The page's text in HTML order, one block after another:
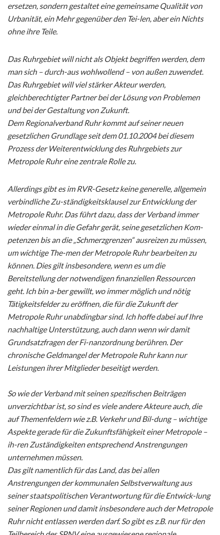
ersetzen, sondern gestaltet eine gemeinsame Qualität von
Urbanität, ein Mehr gegenüber den Tei-len, aber ein Nichts
ohne ihre Teile.
Das Ruhrgebiet will nicht als Objekt begriffen werden, dem
man sich – durch-aus wohlwollend – von außen zuwendet.
Das Ruhrgebiet will viel stärker Akteur werden,
gleichberechtigter Partner bei der Lösung von Problemen
und bei der Gestaltung von Zukunft.
Dem Regionalverband Ruhr kommt auf seiner neuen
gesetzlichen Grundlage seit dem 01.10.2004 bei diesem
Prozess der Weiterentwicklung des Ruhrgebiets zur
Metropole Ruhr eine zentrale Rolle zu.
Allerdings gibt es im RVR-Gesetz keine generelle, allgemein
verbindliche Zu-ständigkeitsklausel zur Entwicklung der
Metropole Ruhr. Das führt dazu, dass der Verband immer
wieder einmal in die Gefahr gerät, seine gesetzlichen Kom-
petenzen bis an die „Schmerzgrenzen“ ausreizen zu müssen,
um wichtige The-men der Metropole Ruhr bearbeiten zu
können. Dies gilt insbesondere, wenn es um die
Bereitstellung der notwendigen finanziellen Ressourcen
geht. Ich bin a-ber gewillt, wo immer möglich und nötig
Tätigkeitsfelder zu eröffnen, die für die Zukunft der
Metropole Ruhr unabdingbar sind. Ich hoffe dabei auf Ihre
nachhaltige Unterstützung, auch dann wenn wir damit
Grundsatzfragen der Fi-nanzordnung berühren. Der
chronische Geldmangel der Metropole Ruhr kann nur
Leistungen ihrer Mitglieder beseitigt werden.
So wie der Verband mit seinen spezifischen Beiträgen
unverzichtbar ist, so sind es viele andere Akteure auch, die
auf Themenfeldern wie z.B. Verkehr und Bil-dung – wichtige
Aspekte gerade für die Zukunftsfähigkeit einer Metropole –
ih-ren Zuständigkeiten entsprechend Anstrengungen
unternehmen müssen.
Das gilt namentlich für das Land, das bei allen
Anstrengungen der kommunalen Selbstverwaltung aus
seiner staatspolitischen Verantwortung für die Entwick-lung
seiner Regionen und damit insbesondere auch der Metropole
Ruhr nicht entlassen werden darf. So gibt es z.B. nur für den